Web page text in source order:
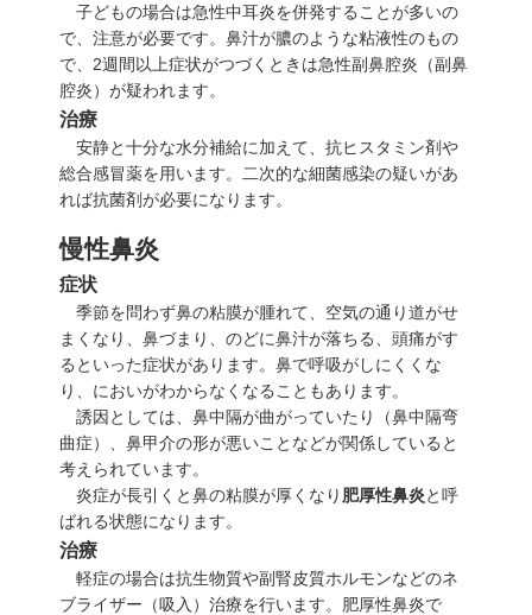
子どもの場合は急性中耳炎を併発することが多いの
で、注意が必要です。鼻汁が膿のような粘液性のもの
で、2週間以上症状がつづくときは急性副鼻腔炎（副鼻
腔炎）が疑われます。
治療
安静と十分な水分補給に加えて、抗ヒスタミン剤や
総合感冒薬を用います。二次的な細菌感染の疑いがあ
れば抗菌剤が必要になります。
慢性鼻炎
症状
季節を問わず鼻の粘膜が腫れて、空気の通り道がせ
まくなり、鼻づまり、のどに鼻汁が落ちる、頭痛がす
るといった症状があります。鼻で呼吸がしにくくな
り、においがわからなくなることもあります。
誘因としては、鼻中隔が曲がっていたり（鼻中隔弯
曲症）、鼻甲介の形が悪いことなどが関係していると
考えられています。
炎症が長引くと鼻の粘膜が厚くなり 肥厚性鼻炎と呼
ばれる状態になります。
治療
軽症の場合は抗生物質や副腎皮質ホルモンなどのネ
ブライザー（吸入）治療を行います。肥厚性鼻炎で